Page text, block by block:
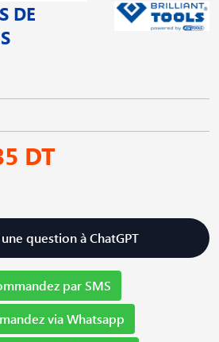
DE
DT
question à ChatGPT
par SMS
via Whatsapp